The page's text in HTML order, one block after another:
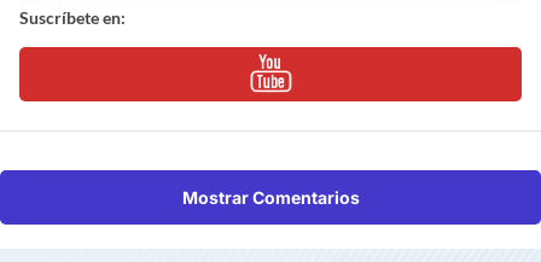
Suscríbete en:
Mostrar Comentarios